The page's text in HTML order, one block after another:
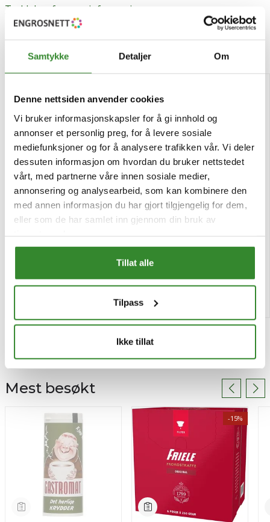
Samtykke Detaljer Om
Denne nettsiden anvender cookies
Vi bruker informasjonskapsler for å gi innhold og
annonser et personlig preg, for å levere sosiale
mediefunksjoner og for å analysere trafikken vår. Vi deler
dessuten informasjon om hvordan du bruker nettstedet
vårt, med partnerne våre innen sosiale medier,
annonsering og analysearbeid, som kan kombinere den
med annen informasjon du har gjort tilgjengelig for dem,
eller som de har samlet inn gjennom din bruk av
Tillat alle
Tilpass
Ikke tillat
Trykk her for mer informasjon om varen.
Relaterte produkter
Paprika pulver 37g Piffi porsjon kuvert 1000stk
Mest besøkt
-15%